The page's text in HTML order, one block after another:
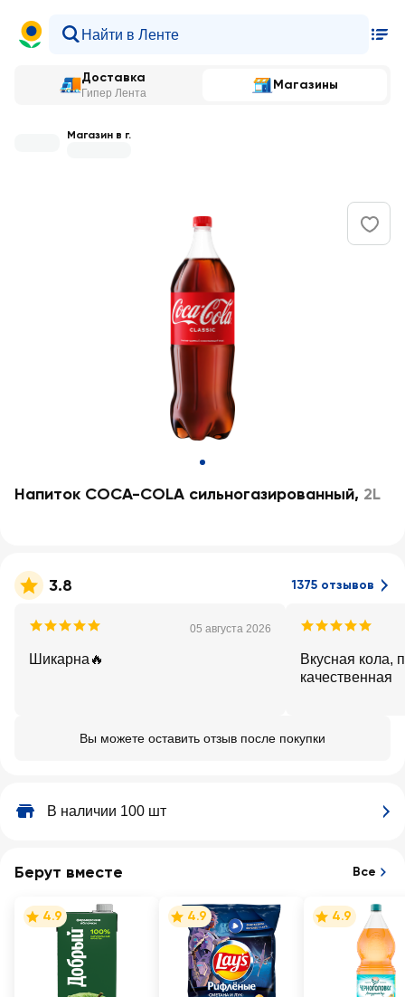
Доставка
Гипер Лента
Магазины
Магазин в г.
Напиток COCA-COLA сильногазированный, 2L
3.8 1375 отзывов
05 августа 2026
Шикарна🔥
Вкусная кола,
качественная
Вы можете оставить отзыв после покупки
В наличии 100 шт
Берут вместе Все
4.9 4.9 4.9